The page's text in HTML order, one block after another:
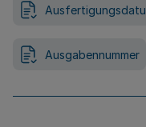
Ausgabennummer